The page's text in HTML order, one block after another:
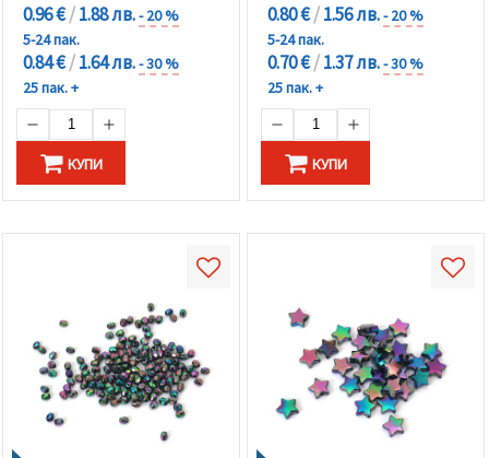
0.96 €/1.88 лв.- 20 %
5-24 пак.
0.84 €/1.64 лв.- 30 %
25 пак. +
КУПИ
0.80 €/1.56 лв.- 20 %
5-24 пак.
0.70 €/1.37 лв.- 30 %
25 пак. +
КУПИ